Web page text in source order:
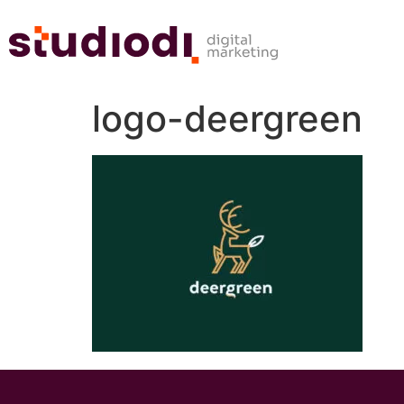
logo-deergreen